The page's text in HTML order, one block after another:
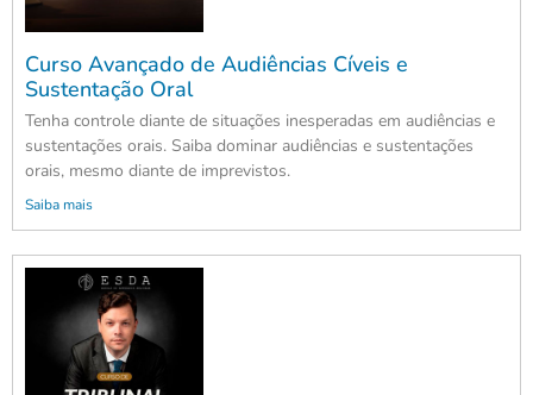
Curso Avançado de Audiências Cíveis e
Sustentação Oral
Tenha controle diante de situações inesperadas em audiências e
sustentações orais. Saiba dominar audiências e sustentações
orais, mesmo diante de imprevistos.
Saiba mais